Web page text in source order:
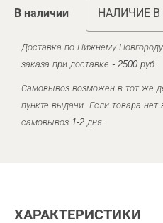
В наличии НАЛИЧИЕ
Доставка по Нижнему
заказа при доставке - 2500 руб.
Самовывоз возможен в тот же
пункте выдачи. Если товара
самовывоз 1-2 дня.
ХАРАКТЕРИСТИКИ